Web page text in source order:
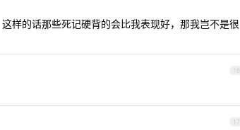
样的话那些死记硬背的会比我表现好，那我岂不是很
16
17